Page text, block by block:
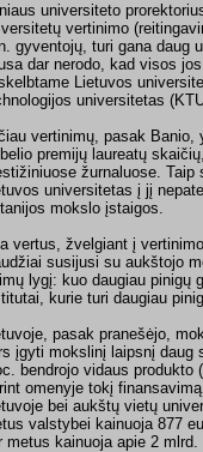
universiteto
vertinimo
gyventojų, turi gana daug
dar nerodo, kad visos
Lietuvos
universitetas
vertinimų, pasak
premijų laureatų
žurnaluose.
universitetas į jį
mokslo įstaigos.
vertus, žvelgiant į
susijusi su aukštojo
lygį: kuo daugiau pinigų
kurie turi daugiau
pasak pranešėjo,
įgyti mokslinį laipsnį daug
bendrojo vidaus produkto
omenyje tokį
bei aukštų vietų
valstybei kainuoja 877
metus kainuoja apie 2 mlrd.